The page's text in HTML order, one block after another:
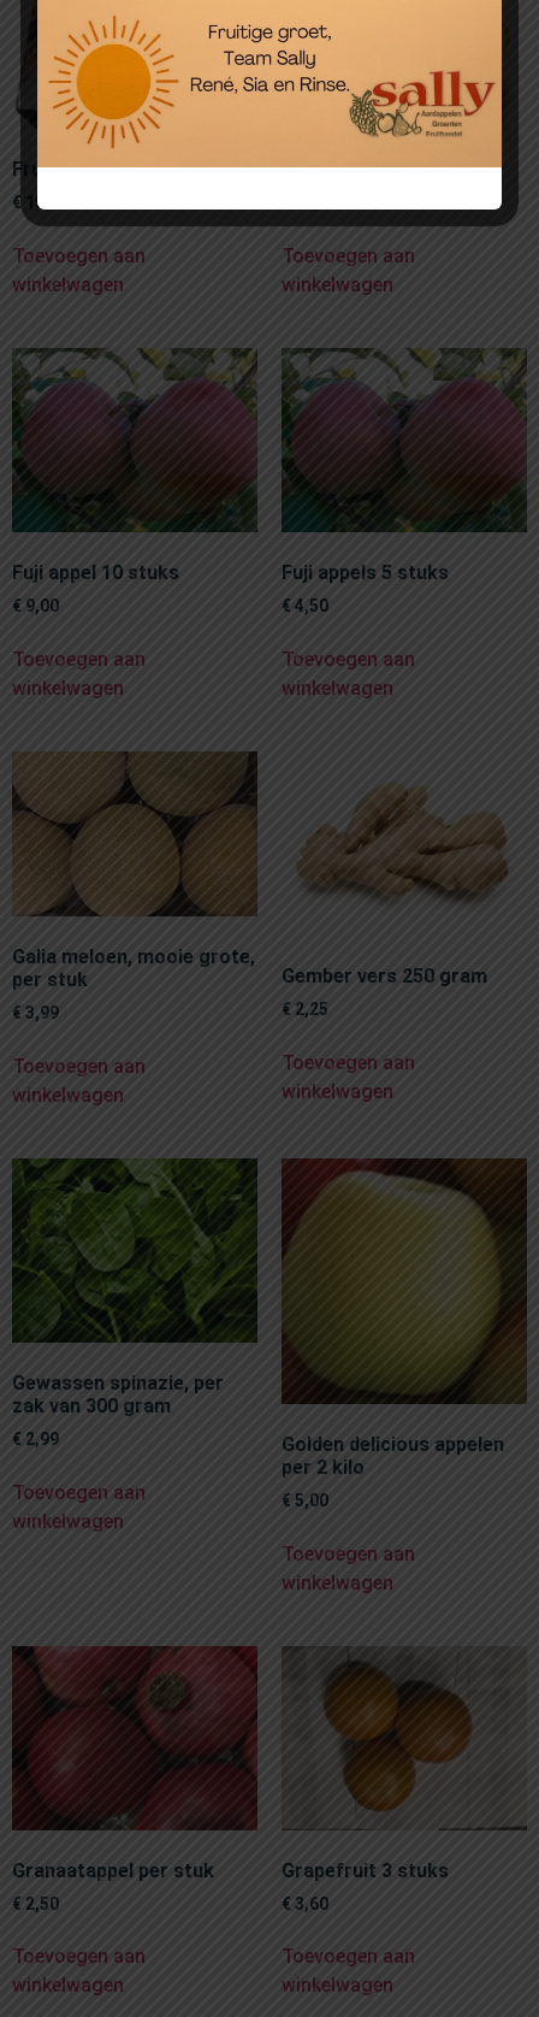
Fruitmand in doos
€ 15,00
Toevoegen aan
winkelwagen
Fruitmand Zilver
Toevoegen aan
winkelwagen
Fuji appel 10 stuks
€ 9,00
Toevoegen aan
winkelwagen
Fuji appels 5 stuks
€4,50
Toevoegen aan
winkelwagen
Galia meloen, mooie grote,
per stuk
€ 3,99
Toevoegen aan
winkelwagen
Gember vers 250 gram
€ 2,25
Toevoegen aan
winkelwagen
Gewassen spinazie, per
zak van 300 gram
€ 2,99
Toevoegen aan
winkelwagen
Golden delicious appelen
per 2 kilo
€ 5,00
Toevoegen aan
winkelwagen
Granaatappel per stuk
€ 2,50
Toevoegen aan
winkelwagen
Grapefruit 3 stuks
€ 3,60
Toevoegen aan
winkelwagen